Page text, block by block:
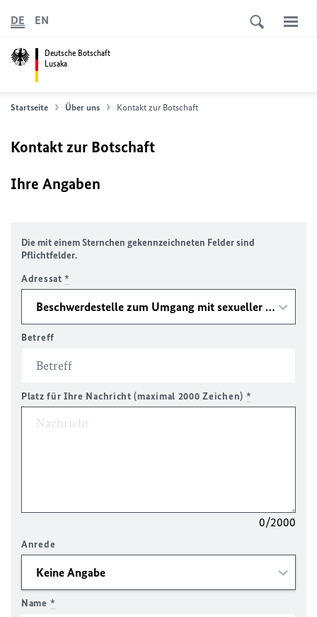
Deutsche Botschaft
Lusaka
DE EN
Startseite Über uns Kontakt zur Botschaft
Kontakt zur Botschaft
Ihre Angaben
Die mit einem Sternchen gekennzeichneten Felder sind
Pflichtfelder.
Adressat*
Betreff
Platz für Ihre Nachricht (maximal 2000 Zeichen) *
0/2000
Anrede
Name *